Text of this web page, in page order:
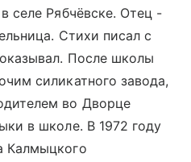
селе Рябчёвске. Отец -
Стихи писал с
После школы
силикатного завода,
во Дворце
в школе. В 1972 году
Калмыцкого